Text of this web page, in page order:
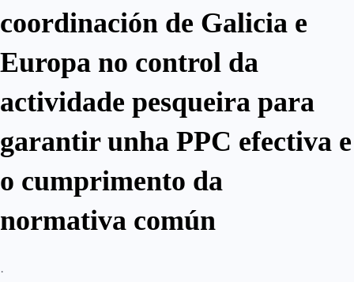
coordinación de Galicia e
Europa no control da
actividade pesqueira para
garantir unha PPC efectiva e
o cumprimento da
normativa común
·